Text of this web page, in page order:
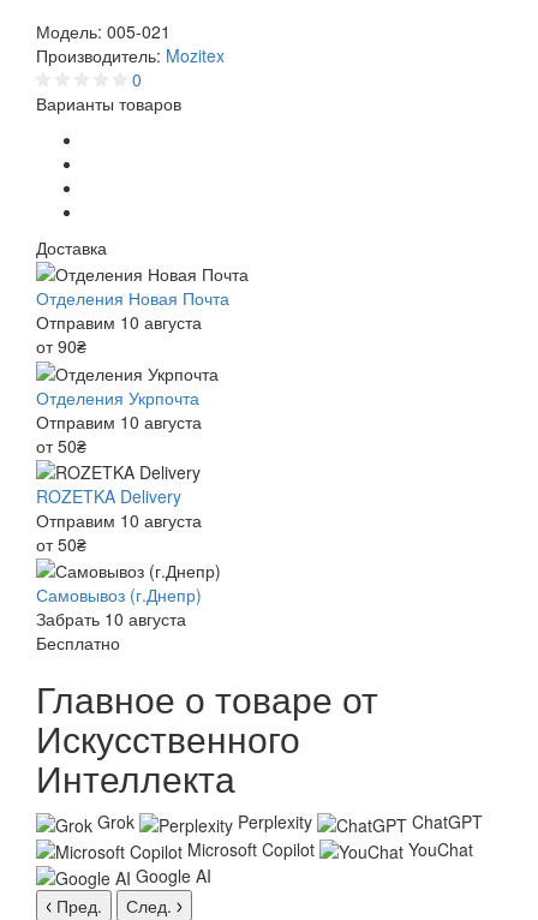
Модель: 005-021
Производитель: Mozitex
0
Варианты товаров
Доставка
Отделения Новая Почта
Отправим 10 августа
от 90₴
Отделения Укрпочта
Отправим 10 августа
от 50₴
ROZETKA Delivery
Отправим 10 августа
от 50₴
Самовывоз (г.Днепр)
Забрать 10 августа
Бесплатно
Главное о товаре от
Искусственного
Интеллекта
Grok Perplexity
ChatGPT
Microsoft Copilot
YouChat
Google AI
Пред.
След.